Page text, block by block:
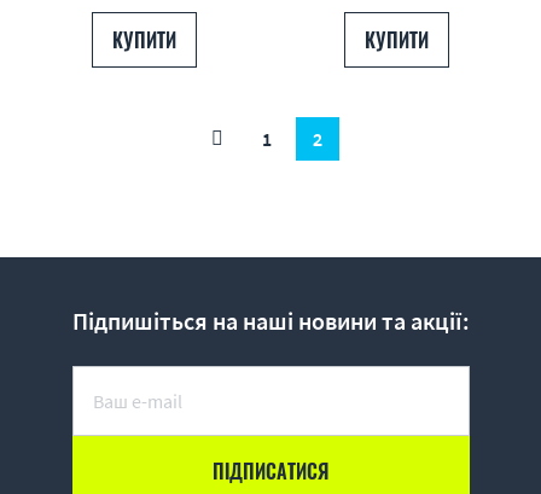
КУПИТИ КУПИТИ
1 2
Підпишіться на наші новини та акції: